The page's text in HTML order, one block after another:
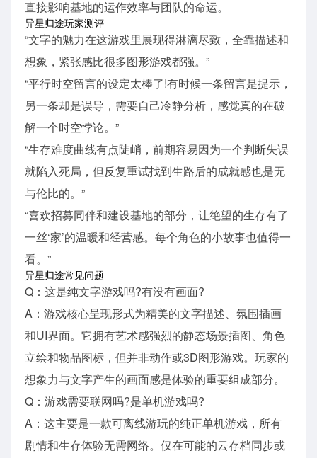
直接影响基地的运作效率与团队的命运。
异星归途玩家测评
“文字的魅力在这游戏里展现得淋漓尽致，全靠描述和
想象，紧张感比很多图形游戏都强。”
“平行时空留言的设定太棒了!有时候一条留言是提示，
另一条却是误导，需要自己冷静分析，感觉真的在破
解一个时空悖论。”
“生存难度曲线有点陡峭，前期容易因为一个判断失误
就陷入死局，但反复重试找到生路后的成就感也是无
与伦比的。”
“喜欢招募同伴和建设基地的部分，让绝望的生存有了
一丝‘家’的温暖和经营感。每个角色的小故事也值得一
看。”
异星归途常见问题
Q：这是纯文字游戏吗?有没有画面?
A：游戏核心呈现形式为精美的文字描述、氛围插画
和UI界面。它拥有艺术感强烈的静态场景插图、角色
立绘和物品图标，但并非动作或3D图形游戏。玩家的
想象力与文字产生的画面感是体验的重要组成部分。
Q：游戏需要联网吗?是单机游戏吗?
A：这主要是一款可离线游玩的纯正单机游戏，所有
剧情和生存体验无需网络。仅在可能的云存档同步或